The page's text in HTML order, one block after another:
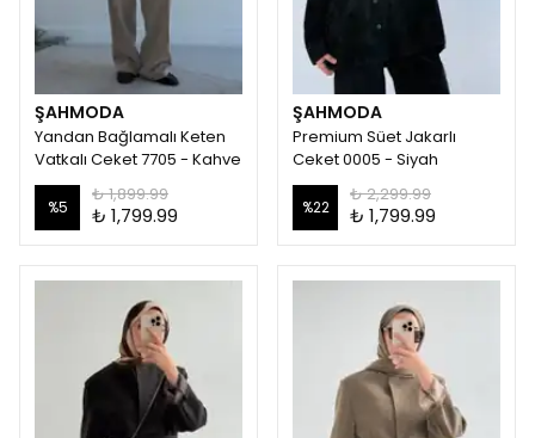
ŞAHMODA
Yandan Bağlamalı Keten
Vatkalı Ceket 7705 - Kahve
%5
₺ 1,899.99
₺ 1,799.99
ŞAHMODA
Premium Süet Jakarlı
Ceket 0005 - Siyah
%22
₺ 2,299.99
₺ 1,799.99